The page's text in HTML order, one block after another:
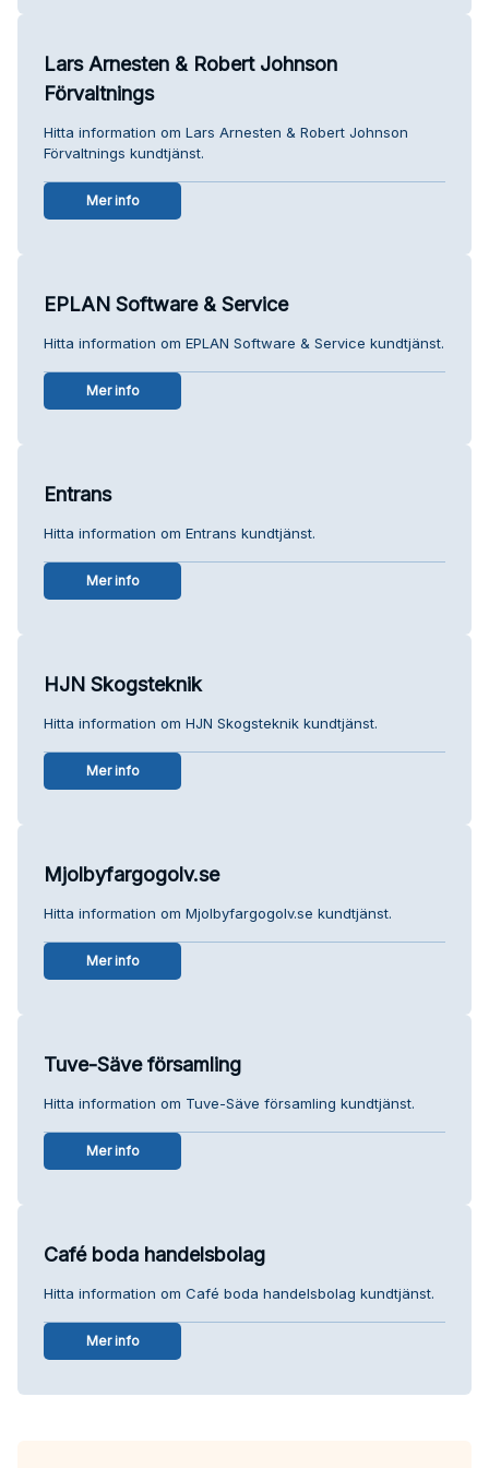
Lars Arnesten & Robert Johnson
Förvaltnings
Hitta information om Lars Arnesten & Robert Johnson
Förvaltnings kundtjänst.
Mer info
EPLAN Software & Service
Hitta information om EPLAN Software & Service kundtjänst.
Mer info
Entrans
Hitta information om Entrans kundtjänst.
Mer info
HJN Skogsteknik
Hitta information om HJN Skogsteknik kundtjänst.
Mer info
Mjolbyfargogolv.se
Hitta information om Mjolbyfargogolv.se kundtjänst.
Mer info
Tuve-Säve församling
Hitta information om Tuve-Säve församling kundtjänst.
Mer info
Café boda handelsbolag
Hitta information om Café boda handelsbolag kundtjänst.
Mer info